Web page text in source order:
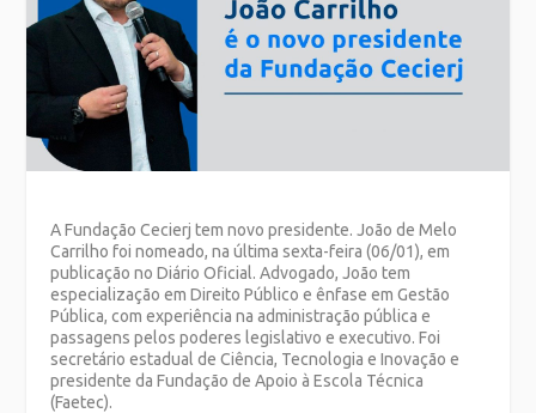
A Fundação Cecierj tem novo presidente. João de Melo
Carrilho foi nomeado, na última sexta-feira (06/01), em
publicação no Diário Oficial. Advogado, João tem
especialização em Direito Público e ênfase em Gestão
Pública, com experiência na administração pública e
passagens pelos poderes legislativo e executivo. Foi
secretário estadual de Ciência, Tecnologia e Inovação e
presidente da Fundação de Apoio à Escola Técnica
(Faetec).